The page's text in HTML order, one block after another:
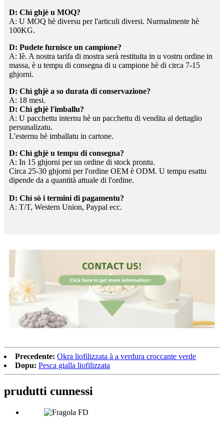
D: Chì ghjè u MOQ?
A: U MOQ hè diversu per l'articuli diversi. Nurmalmente hè
100KG.
D: Pudete furnisce un campione?
A: Iè. A nostra tarifa di mostra serà restituita in u vostru ordine in
massa, è u tempu di consegna di u campione hè di circa 7-15
ghjorni.
D: Chì ghjè a so durata di conservazione?
A: 18 mesi.
D: Chì ghjè l'imballu?
A: U pacchettu internu hè un pacchettu di vendita al dettaglio
persunalizatu.
L'esternu hè imballatu in cartone.
D: Chì ghjè u tempu di consegna?
A: In 15 ghjorni per un ordine di stock prontu.
Circa 25-30 ghjorni per l'ordine OEM è ODM. U tempu esattu
dipende da a quantità attuale di l'ordine.
D: Chì sò i termini di pagamentu?
A: T/T, Western Union, Paypal ecc.
Precedente: Okra liofilizzata à a verdura croccante verde
Dopu: Pesca gialla liofilizzata
prudutti cunnessi